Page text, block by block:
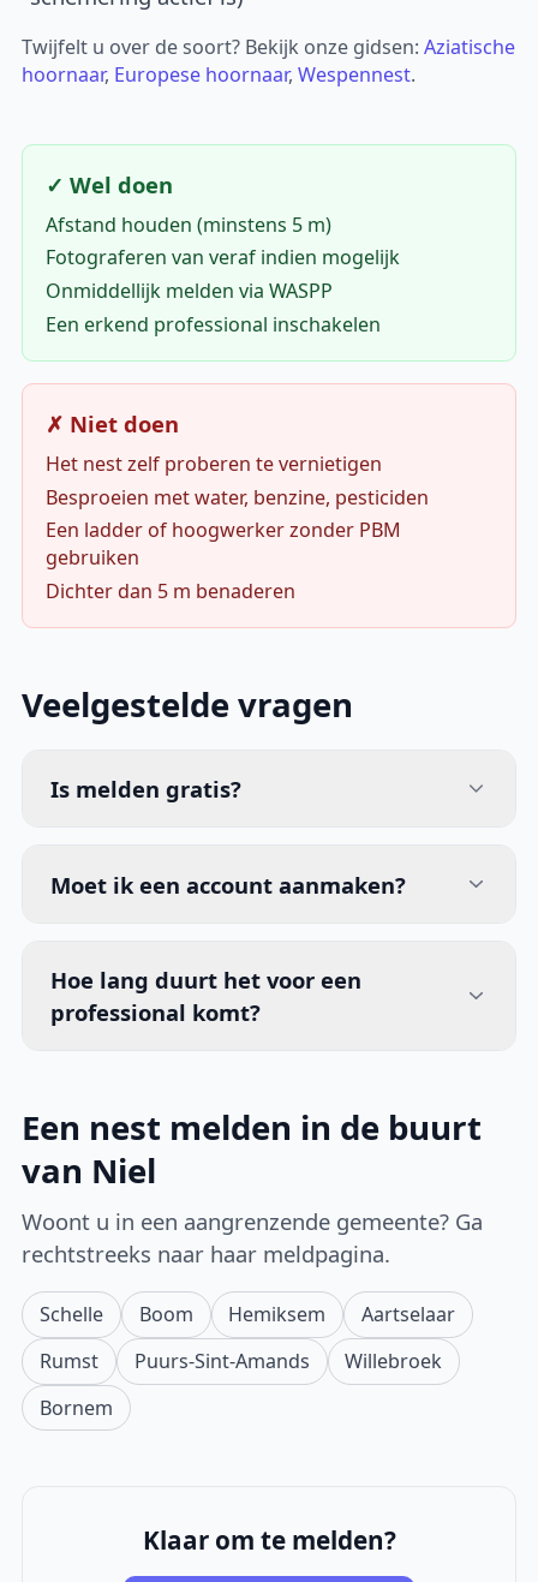
Twijfelt u over de soort? Bekijk onze gidsen:Aziatische
hoornaar, Europese hoornaar,Wespennest.
✓ Wel doen
Afstand houden (minstens 5 m)
Fotograferen van veraf indien mogelijk
Onmiddellijk melden via WASPP
Een erkend professional inschakelen
✗ Niet doen
Het nest zelf proberen te vernietigen
Besproeien met water, benzine, pesticiden
Een ladder of hoogwerker zonder PBM
gebruiken
Dichter dan 5 m benaderen
Veelgestelde vragen
Is melden gratis?
Moet ik een account aanmaken?
Hoe lang duurt het voor een
professional komt?
Een nest melden in de buurt
van Niel
Woont u in een aangrenzende gemeente? Ga
rechtstreeks naar haar meldpagina.
Schelle Boom Hemiksem
Aartselaar
Rumst
Puurs-Sint-Amands
Willebroek
Bornem
Klaar om te melden?